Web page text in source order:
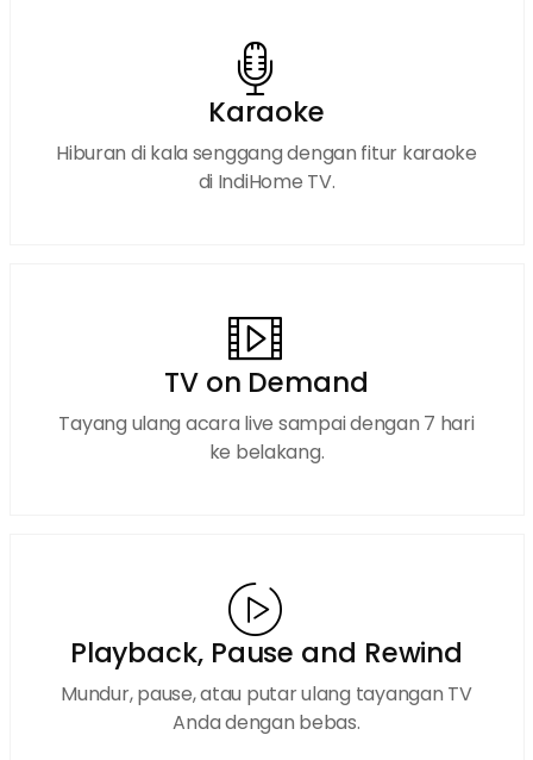
Karaoke
Hiburan di kala senggang dengan fitur karaoke
di IndiHome TV.
TV on Demand
Tayang ulang acara live sampai dengan 7 hari
ke belakang.
Playback, Pause and Rewind
Mundur, pause, atau putar ulang tayangan TV
Anda dengan bebas.